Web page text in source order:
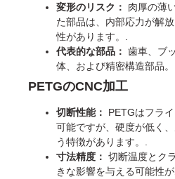
変形のリスク：
肉厚の薄
た部品は、内部応力が解
性があります。.
代表的な部品： 歯車、ブ
体、および精密構造部品。.
PETGのCNC加工
切断性能：
PETGはフラ
可能ですが、硬度が低く
う特徴があります。.
寸法精度： 切断温度とク
きな影響を与える可能性が